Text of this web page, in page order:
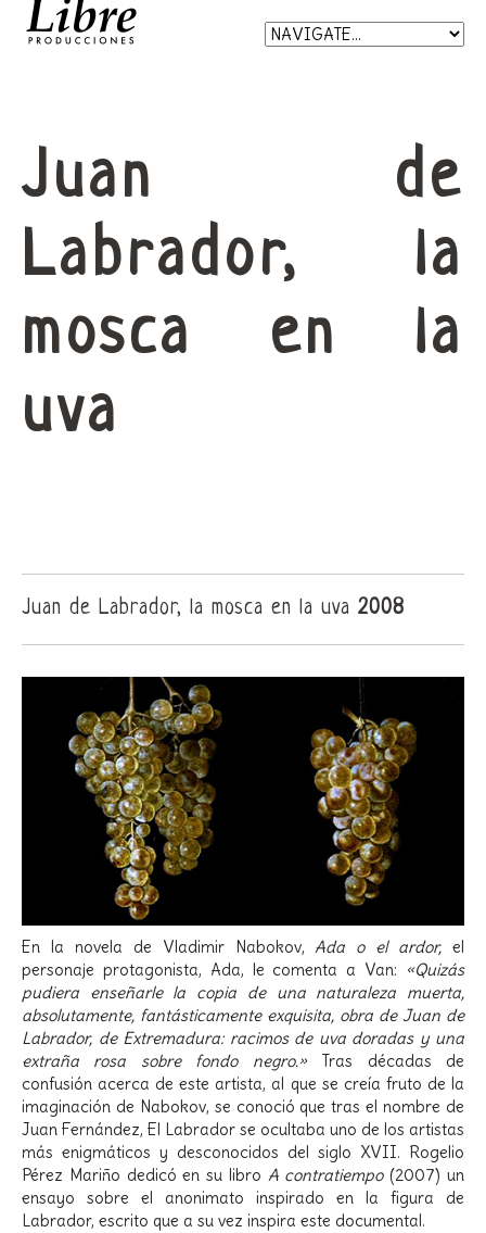
Juan de
Labrador, la
mosca en la
uva
Juan de Labrador, la mosca en la uva 2008
En la novela de Vladimir Nabokov,Ada o el ardor, el
personaje protagonista, Ada, le comenta a Van: «Quizás
pudiera enseñarle la copia de una naturaleza muerta,
absolutamente, fantásticamente exquisita, obra de Juan de
Labrador, de Extremadura: racimos de uva doradas y una
extraña rosa sobre fondo negro.»Tras décadas de
confusión acerca de este artista, al que se creía fruto de la
imaginación de Nabokov, se conoció que tras el nombre de
Juan Fernández, El Labrador se ocultaba uno de los artistas
más enigmáticos y desconocidos del siglo XVII. Rogelio
Pérez Mariño dedicó en su libro A contratiempo(2007) un
ensayo sobre el anonimato inspirado en la figura de
Labrador, escrito que a su vez inspira este documental.